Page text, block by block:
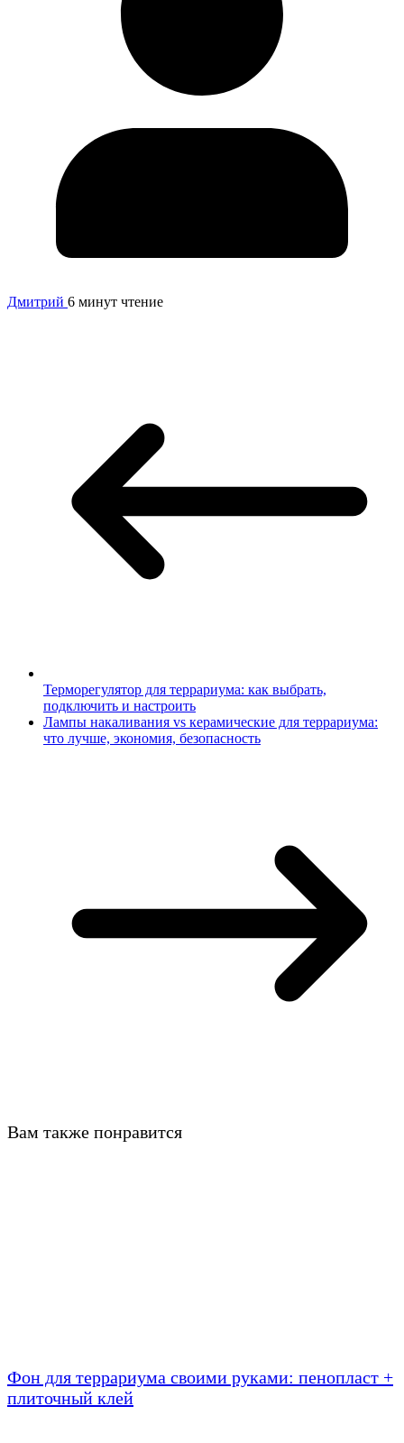
Дмитрий 6 минут чтение
Терморегулятор для террариума: как выбрать,
подключить и настроить
Лампы накаливания vs керамические для террариума:
что лучше, экономия, безопасность
Вам также понравится
Фон для террариума своими руками: пенопласт +
плиточный клей